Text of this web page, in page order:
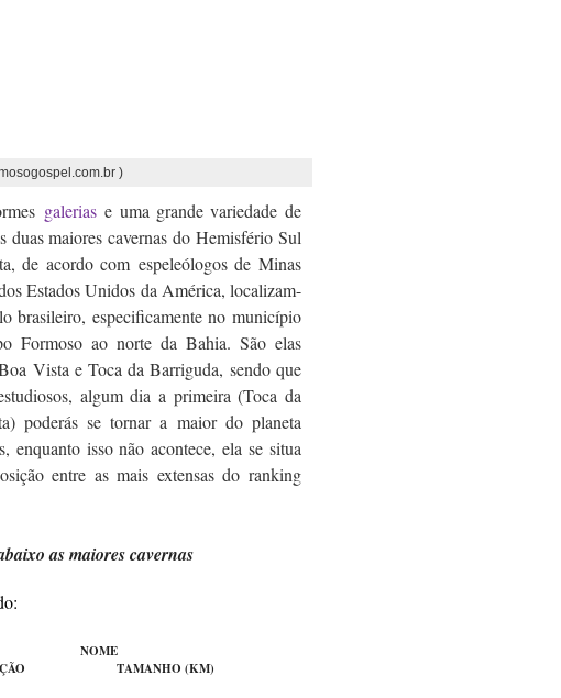
)
galeriase uma grande variedade de
duas maiores cavernas do Hemisfério Sul
de acordo com espeleólogos de Minas
Estados Unidos da América, localizam-
brasileiro, especificamente no município
Formoso ao norte da Bahia. São elas
Vista e Toca da Barriguda, sendo que
algum dia a primeira (Toca da
poderás se tornar a maior do planeta
enquanto isso não acontece, ela se situa
entre as mais extensas do ranking
as maiores cavernas
NOME
TAMANHO (KM)